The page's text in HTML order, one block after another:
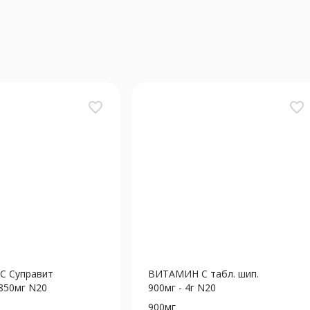
favorite_border
N20
favorite_border
ВИТАМИН С табл. шип.
900мг - 4г N20
900мг